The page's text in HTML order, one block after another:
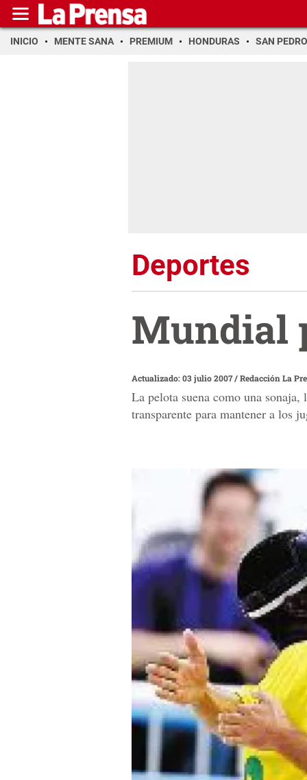
INICIO MENTE SANA PREMIUM HONDURAS SAN PEDRO
Deportes
Mundial
Actualizado: 03 julio 2007/Redacción La
La pelota suena como una
transparente para mantener a los